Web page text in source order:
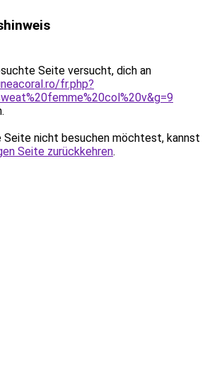
Seite versucht, dich an
fr.php?
Seite nicht besuchen möchtest, kannst
Seite zurückkehren.